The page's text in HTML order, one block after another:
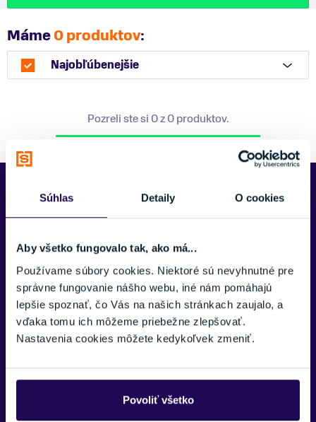
Súhlas Detaily O cookies
Aby všetko fungovalo tak, ako má...
Používame súbory cookies. Niektoré sú nevyhnutné pre
správne fungovanie nášho webu, iné nám pomáhajú
lepšie spoznať, čo Vás na našich stránkach zaujalo, a
vďaka tomu ich môžeme priebežne zlepšovať.
Nastavenia cookies môžete kedykoľvek zmeniť.
Povoliť všetko
Máme0 produktov:
Najobľúbenejšie
Pozreli ste si 0 z 0 produktov.
Predajne Najšport
Kubínska hoľa